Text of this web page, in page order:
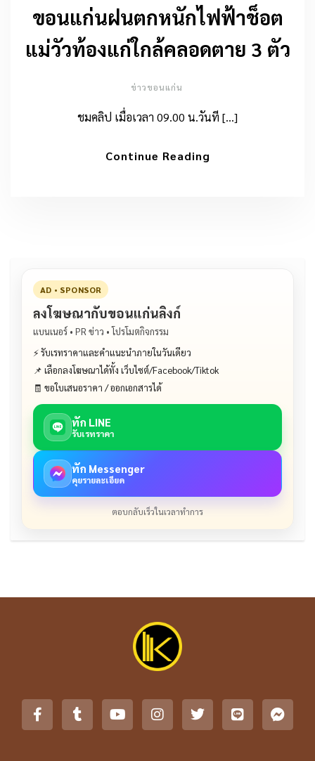
ขอนแก่นฝนตกหนักไฟฟ้าช็อต
แม่วัวท้องแก่ใกล้คลอดตาย 3 ตัว
ข่าวขอนแก่น
ชมคลิป เมื่อเวลา 09.00 น.วันที […]
Continue Reading
AD • SPONSOR
ลงโฆษณากับขอนแก่นลิงก์
แบนเนอร์ • PR ข่าว • โปรโมตกิจกรรม
⚡ รับเรทราคาและคำแนะนำภายในวันเดียว
📌 เลือกลงโฆษณาได้ทั้ง เว็บไซต์/Facebook/Tiktok
🧾 ขอใบเสนอราคา / ออกเอกสารได้
ทัก LINE
รับเรทราคา
ทัก Messenger
คุยรายละเอียด
ตอบกลับเร็วในเวลาทำการ